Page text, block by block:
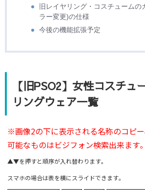
旧レイヤリング・コスチュームの
ラー変更)の仕様
今後の機能拡張予定
【旧PSO2】女性コスチュ
リングウェア一覧
※画像2の下に表示される名称のコピ
可能なものはビジフォン検索出来ます｡
▲▼を押すと順序が入れ替わります｡
スマホの場合は表を横にスライドできます｡